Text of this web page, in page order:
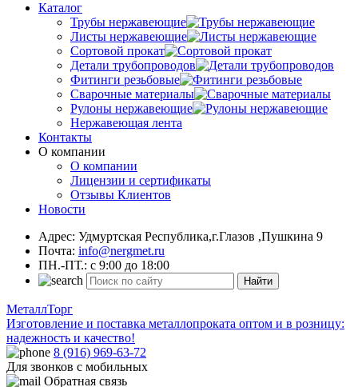
Каталог
Трубы нержавеющие
Листы нержавеющие
Сортовой прокат
Детали трубопроводов
Фитинги резьбовые
Сварочные материалы
Рулоны нержавеющие
Нержавеющая лента
Контакты
О компании
О компании
Лицензии и сертификаты
Отзывы Клиентов
Новости
Адрес: Удмуртская Республика,г.Глазов ,Пушкина 9
Почта: info@nergmet.ru
ПН.-ПТ.: с 9:00 до 18:00
Найти
МеталлТорг
Изготовление и поставка металлопроката оптом и в розницу:
надежность и качество!
8 (916) 969-63-72
Для звонков с мобильных
Обратная связь